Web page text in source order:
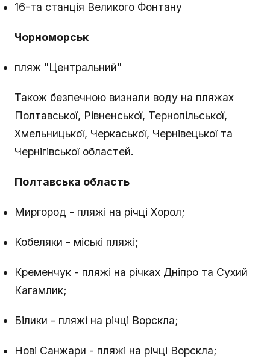
16-та станція Великого Фонтану
Чорноморськ
пляж "Центральний"
Також безпечною визнали воду на пляжах
Полтавської, Рівненської, Тернопільської,
Хмельницької, Черкаської, Чернівецької та
Чернігівської областей.
Полтавська область
Миргород - пляжі на річці Хорол;
Кобеляки - міські пляжі;
Кременчук - пляжі на річках Дніпро та Сухий
Кагамлик;
Білики - пляжі на річці Ворскла;
Нові Санжари - пляжі на річці Ворскла;